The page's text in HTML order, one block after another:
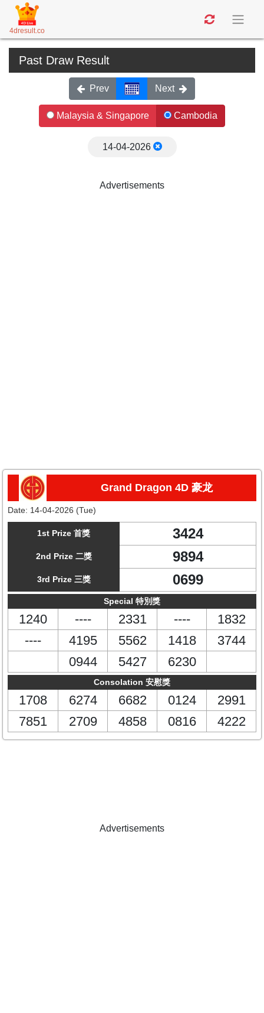
4dresult.co
Past Draw Result
Prev Next
Malaysia & Singapore Cambodia
14-04-2026
Advertisements
Grand Dragon 4D 豪龙
Date: 14-04-2026 (Tue)
1st Prize 首獎 3424
2nd Prize 二獎 9894
3rd Prize 三獎 0699
Special 特別獎
1240 ---- 2331 ----
1832
----
4195 5562 1418
3744
0944
5427 6230
Consolation 安慰獎
1708 6274 6682 0124
2991
7851
2709 4858 0816 4222
Advertisements